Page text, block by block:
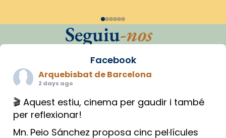
Seguiu-nos
Facebook
Arquebisbat de Barcelona
2 days ago
🎬 Aquest estiu, cinema per gaudir i també
per reflexionar!
Mn. Peio Sánchez proposa cinc pel·lícules